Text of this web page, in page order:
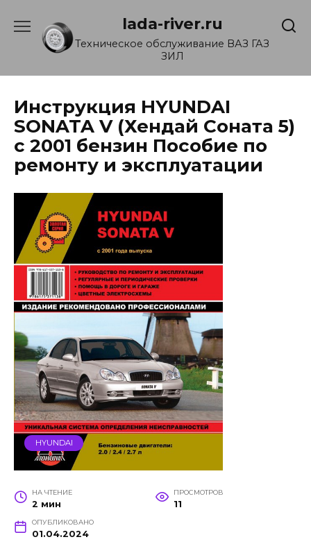
содержанию
lada-river.ru
Техническое обслуживание ВАЗ ГАЗ
ЗИЛ
Инструкция HYUNDAI
SONATA V (Хендай Соната 5)
с 2001 бензин Пособие по
ремонту и эксплуатации
HYUNDAI
НА ЧТЕНИЕ
2 мин
ПРОСМОТРОВ
11
ОПУБЛИКОВАНО
01.04.2024